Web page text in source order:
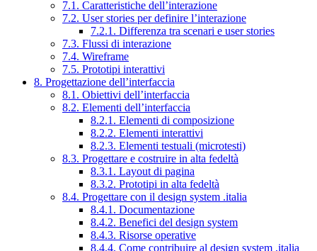
7.1. Caratteristiche dell’interazione
7.2. User stories per definire l’interazione
7.2.1. Differenza tra scenari e user stories
7.3. Flussi di interazione
7.4. Wireframe
7.5. Prototipi interattivi
8. Progettazione dell’interfaccia
8.1. Obiettivi dell’interfaccia
8.2. Elementi dell’interfaccia
8.2.1. Elementi di composizione
8.2.2. Elementi interattivi
8.2.3. Elementi testuali (microtesti)
8.3. Progettare e costruire in alta fedeltà
8.3.1. Layout di pagina
8.3.2. Prototipi in alta fedeltà
8.4. Progettare con il design system .italia
8.4.1. Documentazione
8.4.2. Benefici del design system
8.4.3. Risorse operative
8.4.4. Come contribuire al design system .italia